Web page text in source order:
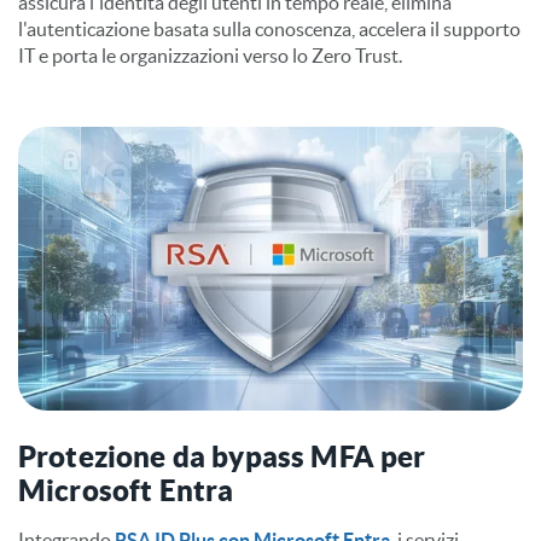
l'autenticazione basata sulla conoscenza, accelera il supporto
IT e porta le organizzazioni verso lo Zero Trust.
Protezione da bypass MFA per
Microsoft Entra